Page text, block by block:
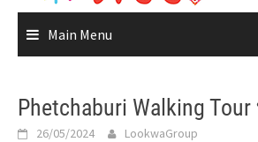
Main Menu
Phetchaburi Walking
26/05/2024 LookwaGroup